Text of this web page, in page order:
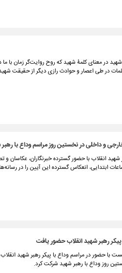
در معنای کلمۀ شهید که روح روایت‌گر زمان با
در طی اعصار و حوادث رازی دیگر از حقیقت
و داخلی در نخستین روز مراسم وداع با رهبر
انقلاب با حضور گسترده خبرنگاران، عکاسان و
ابتدایی، انعکاس گسترده این آیین را در
رهبر شهید انقلاب حضور یافت
حضور در مراسم وداع با پیکر رهبر شهید انقلاب
روز وداع با رهبر شهید شرکت کرد.